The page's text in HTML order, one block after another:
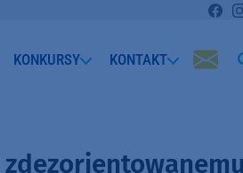
KONKURSY KONTAKT